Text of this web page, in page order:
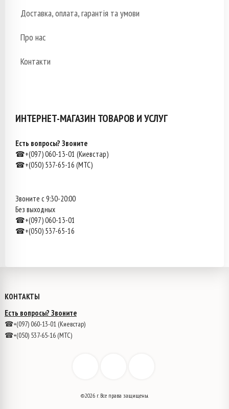
Доставка, оплата, гарантія та умови
Про нас
Контакти
ИНТЕРНЕТ-МАГАЗИН ТОВАРОВ И УСЛУГ
Есть вопросы? Звоните
☎+(097) 060-13-01 (Киевстар)
☎+(050) 537-65-16 (МТС)
Звоните с 9:30-20:00
Без выходных
☎+(097) 060-13-01
☎+(050) 537-65-16
КОНТАКТЫ
Есть вопросы? Звоните
☎+(097) 060-13-01 (Киевстар)
☎+(050) 537-65-16 (МТС)
©2026 г. Все права защищены.